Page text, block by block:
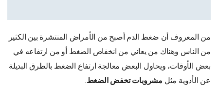
من المعروف أن ضغط الدم أصبح من الأمراض المنتشرة بين الكثير
من الناس وهناك من يعاني من انخفاض الضغط أو من ارتفاعه في
بعض الأوقات، ويحاول البعض معالجة ارتفاع الضغط بالطرق البديلة
عن الأدوية مثل مشروبات تخفض الضغط.